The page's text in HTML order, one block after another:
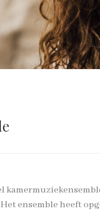
ensemble heeft